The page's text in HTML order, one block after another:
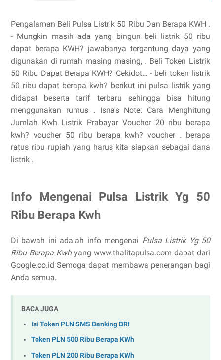
Pengalaman Beli Pulsa Listrik 50 Ribu Dan Berapa KWH .
- Mungkin masih ada yang bingun beli listrik 50 ribu
dapat berapa KWH? jawabanya tergantung daya yang
digunakan di rumah masing masing, . Beli Token Listrik
50 Ribu Dapat Berapa KWH? Cekidot… - beli token listrik
50 ribu dapat berapa kwh? berikut ini pulsa listrik yang
didapat beserta tarif terbaru sehingga bisa hitung
menggunakan rumus . Isna's Note: Cara Menghitung
Jumlah Kwh Listrik Prabayar Voucher 20 ribu berapa
kwh? voucher 50 ribu berapa kwh? voucher . berapa
ratus ribu rupiah yang harus kita siapkan sebagai dana
listrik .
Info Mengenai Pulsa Listrik Yg 50
Ribu Berapa Kwh
Di bawah ini adalah info mengenai Pulsa Listrik Yg 50
Ribu Berapa Kwh yang www.thalitapulsa.com dapat dari
Google.co.id Semoga dapat membawa penerangan bagi
Anda semua.
BACA JUGA
Isi Token PLN SMS Banking BRI
Token PLN 500 Ribu Berapa KWh
Token PLN 200 Ribu Berapa KWh